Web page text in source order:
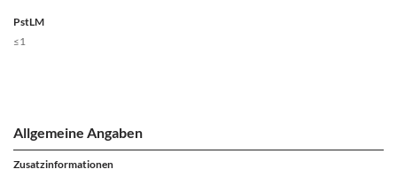
PstLM
≤1
Allgemeine Angaben
Zusatzinformationen